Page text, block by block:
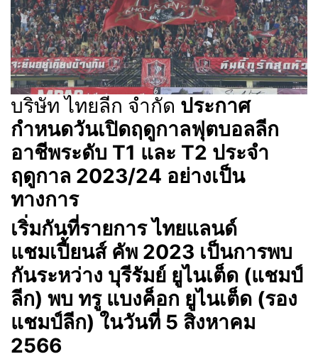
บริษัท ไทยลีก จำกัด ประกาศ
กำหนดวันเปิดฤดูกาลฟุตบอลลีก
อาชีพระดับ T1 และ T2 ประจำ
ฤดูกาล 2023/24 อย่างเป็น
ทางการ
เริ่มกันที่รายการ ไทยแลนด์
แชมเปี้ยนส์ คัพ 2023 เป็นการพบ
กันระหว่าง บุรีรัมย์ ยูไนเต็ด (แชมป์
ลีก) พบ ทรู แบงค็อก ยูไนเต็ด (รอง
แชมป์ลีก) ในวันที่ 5 สิงหาคม
2566